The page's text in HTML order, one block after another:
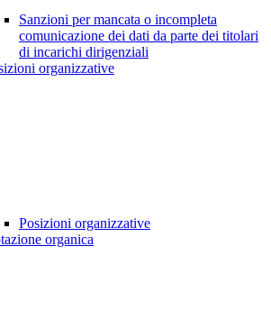
Sanzioni per mancata o incompleta
comunicazione dei dati da parte dei titolari
di incarichi dirigenziali
organizzative
Posizioni organizzative
organica